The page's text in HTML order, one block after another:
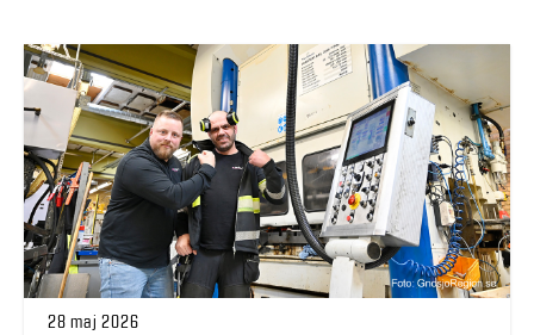
28 maj 2026